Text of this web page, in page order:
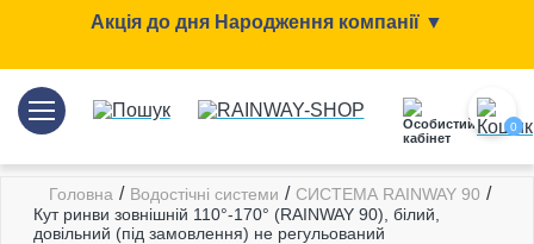
Акція до дня Народження компанії ▼
0
Головна / Водостічні системи / СИСТЕМА RAINWAY 90 /
Кут ринви зовнішній 110°-170° (RAINWAY 90), білий,
довільний (під замовлення) не регульований